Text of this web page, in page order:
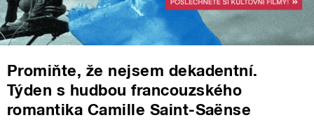
Promiňte, že nejsem dekadentní.
Týden s hudbou francouzského
romantika Camille Saint-Saënse